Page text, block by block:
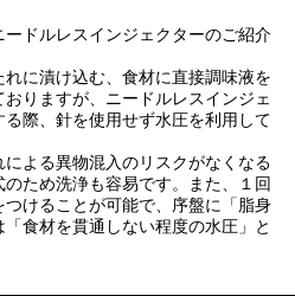
ドルレスインジェクターのご紹介
に漬け込む、食材に直接調味液を
りますが、ニードルレスインジェ
際、針を使用せず水圧を利用して
よる異物混入のリスクがなくなる
ため洗浄も容易です。また、１回
けることが可能で、序盤に「脂身
食材を貫通しない程度の水圧」と